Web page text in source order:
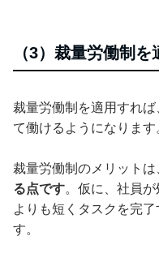
（3）裁量労働制を
裁量労働制を適用すれ
て働けるようになります
裁量労働制のメリットは
る点です。仮に、社員
よりも短くタスクを完
す。